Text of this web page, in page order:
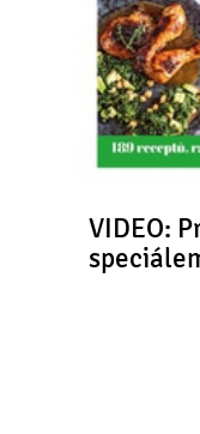
VIDEO: